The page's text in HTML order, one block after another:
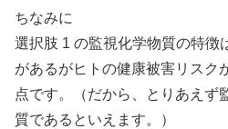
ちなみに
選択肢 1 の監視化学物質の特徴
があるがヒトの健康被害リス
点です。（だから、とりあえ
質であるといえます。）